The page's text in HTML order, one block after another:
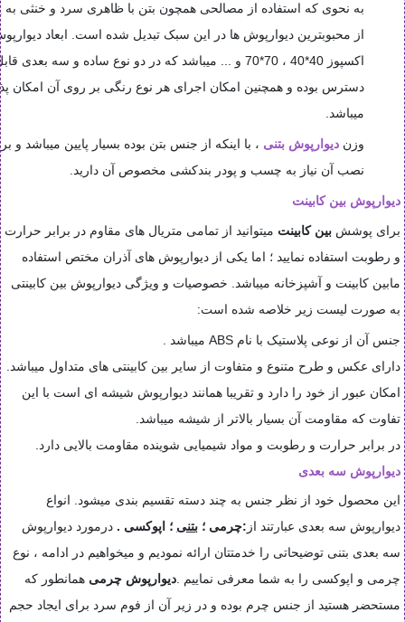
به نحوی که استفاده از مصالحی همچون بتن با ظاهری سرد و خنثی به
از محبوبترین دیوارپوش ها در این سبک تبدیل شده است. ابعاد
اکسپوز 40*40 ، 70*70 و ... میباشد که در دو نوع ساده و سه بعدی
دسترس بوده و همچنین امکان اجرای هر نوع رنگی بر روی آن امکان
میباشد.
وزن دیوارپوش بتنی ، با اینکه از جنس بتن بوده بسیار پایین میباشد و
نصب آن نیاز به چسب و پودر بندکشی مخصوص آن دارید.
دیوارپوش بین کابینت
برای پوشش بین کابینت میتوانید از تمامی متریال های مقاوم در برابر حرارت
و رطوبت استفاده نمایید ؛ اما یکی از دیوارپوش های آذران مختص استفاده
مابین کابینت و آشپزخانه میباشد. خصوصیات و ویژگی دیوارپوش بین کابینتی
به صورت لیست زیر خلاصه شده است:
جنس آن از نوعی پلاستیک با نام ABSمیباشد .
دارای عکس و طرح متنوع و متفاوت از سایر بین کابینتی های متداول میباشد.
امکان عبور از خود را دارد و تقریبا همانند دیوارپوش شیشه ای است با این
تفاوت که مقاومت آن بسیار بالاتر از شیشه میباشد.
در برابر حرارت و رطوبت و مواد شیمیایی شوینده مقاومت بالایی دارد.
دیوارپوش سه بعدی
این محصول خود از نظر جنس به چند دسته تقسیم بندی میشود. انواع
دیوارپوش سه بعدی عبارتند از :چرمی ؛ بتنی ؛ اپوکسی . درمورد دیوارپوش
سه بعدی بتنی توضیحاتی را خدمتتان ارائه نمودیم و میخواهیم در ادامه ، نوع
چرمی و اپوکسی را به شما معرفی نماییم
دیوارپوش چرمی همانطور که
مستحضر هستید از جنس چرم بوده و در زیر آن از فوم سرد برای ایجاد حجم